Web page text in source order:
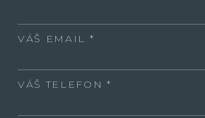
VÁŠ EMAIL
VÁŠ TELEFON